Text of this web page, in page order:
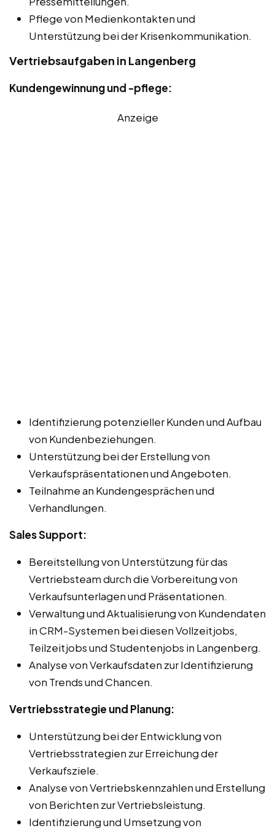
Pflege von Medienkontakten und
Unterstützung bei der Krisenkommunikation.
Vertriebsaufgaben in Langenberg
Kundengewinnung und -pflege:
Anzeige
Identifizierung potenzieller Kunden und Aufbau
von Kundenbeziehungen.
Unterstützung bei der Erstellung von
Verkaufspräsentationen und Angeboten.
Teilnahme an Kundengesprächen und
Verhandlungen.
Sales Support:
Bereitstellung von Unterstützung für das
Vertriebsteam durch die Vorbereitung von
Verkaufsunterlagen und Präsentationen.
Verwaltung und Aktualisierung von Kundendaten
in CRM-Systemen bei diesen Vollzeitjobs,
Teilzeitjobs und Studentenjobs in Langenberg.
Analyse von Verkaufsdaten zur Identifizierung
von Trends und Chancen.
Vertriebsstrategie und Planung:
Unterstützung bei der Entwicklung von
Vertriebsstrategien zur Erreichung der
Verkaufsziele.
Analyse von Vertriebskennzahlen und Erstellung
von Berichten zur Vertriebsleistung.
Identifizierung und Umsetzung von